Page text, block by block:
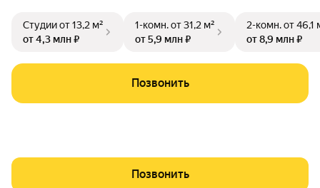
Студииот 13,2 м²
от 4,3 млн ₽
1-комн.от 31,2 м²
от 5,9 млн ₽
2-комн.от 46,1
от 8,9 млн ₽
Позвонить
Позвонить